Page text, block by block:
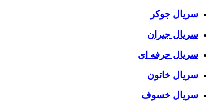
سریال جوکر
سریال جیران
سریال حرفه ای
سریال خاتون
سریال خسوف